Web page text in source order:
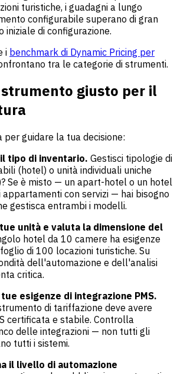
turistiche, i guadagni a lungo
configurabile superano di gran
iniziale di configurazione.
i benchmark di Dynamic Pricing per
tra le categorie di strumenti.
giusto per il
per guidare la tua decisione:
tipo di inventario. Gestisci tipologie di
(hotel) o unità individuali uniche
Se è misto — un apart-hotel o un hotel
appartamenti con servizi — hai bisogno
gestisca entrambi i modelli.
unità e valuta la dimensione del
hotel da 10 camere ha esigenze
di 100 locazioni turistiche. Su
dell'automazione e dell'analisi
critica.
esigenze di integrazione PMS.
di tariffazione deve avere
certificata e stabile. Controlla
delle integrazioni — non tutti gli
tutti i sistemi.
il livello di automazione